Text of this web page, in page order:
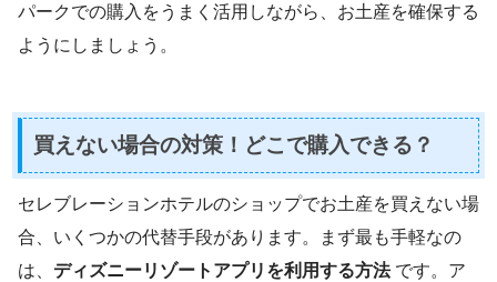
パークでの購入をうまく活用しながら、お土産を確保する
ようにしましょう。
買えない場合の対策！どこで購入できる？
セレブレーションホテルのショップでお土産を買えない場
合、いくつかの代替手段があります。まず最も手軽なの
は、 ディズニーリゾートアプリを利用する方法です。ア